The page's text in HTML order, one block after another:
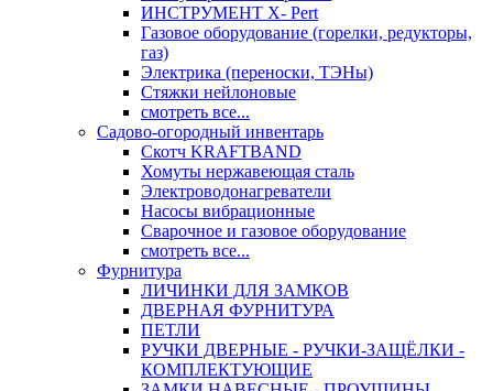
ИНСТРУМЕНТ X- Pert
Газовое оборудование (горелки, редукторы,
газ)
Электрика (переноски, ТЭНы)
Стяжки нейлоновые
смотреть все...
Садово-огородный инвентарь
Скотч KRAFTBAND
Хомуты нержавеющая сталь
Электроводонагреватели
Насосы вибрационные
Сварочное и газовое оборудование
смотреть все...
Фурнитура
ЛИЧИНКИ ДЛЯ ЗАМКОВ
ДВЕРНАЯ ФУРНИТУРА
ПЕТЛИ
РУЧКИ ДВЕРНЫЕ - РУЧКИ-ЗАЩЁЛКИ -
КОМПЛЕКТУЮЩИЕ